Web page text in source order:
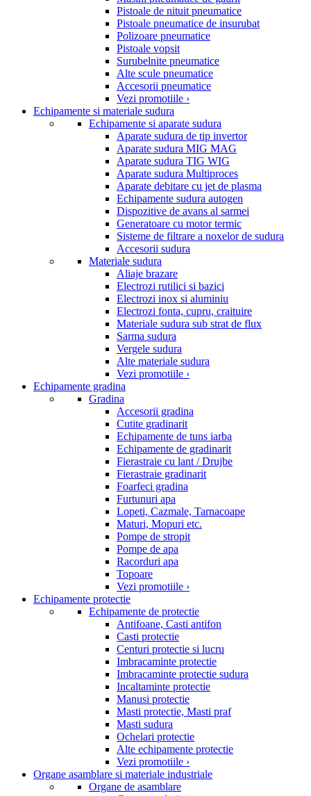
Pistoale de nituit pneumatice
Pistoale pneumatice de insurubat
Polizoare pneumatice
Pistoale vopsit
Surubelnite pneumatice
Alte scule pneumatice
Accesorii pneumatice
Vezi promotiile ›
Echipamente si materiale sudura
Echipamente si aparate sudura
Aparate sudura de tip invertor
Aparate sudura MIG MAG
Aparate sudura TIG WIG
Aparate sudura Multiproces
Aparate debitare cu jet de plasma
Echipamente sudura autogen
Dispozitive de avans al sarmei
Generatoare cu motor termic
Sisteme de filtrare a noxelor de sudura
Accesorii sudura
Materiale sudura
Aliaje brazare
Electrozi rutilici si bazici
Electrozi inox si aluminiu
Electrozi fonta, cupru, craituire
Materiale sudura sub strat de flux
Sarma sudura
Vergele sudura
Alte materiale sudura
Vezi promotiile ›
Echipamente gradina
Gradina
Accesorii gradina
Cutite gradinarit
Echipamente de tuns iarba
Echipamente de gradinarit
Fierastraie cu lant / Drujbe
Fierastraie gradinarit
Foarfeci gradina
Furtunuri apa
Lopeti, Cazmale, Tarnacoape
Maturi, Mopuri etc.
Pompe de stropit
Pompe de apa
Racorduri apa
Topoare
Vezi promotiile ›
Echipamente protectie
Echipamente de protectie
Antifoane, Casti antifon
Casti protectie
Centuri protectie si lucru
Imbracaminte protectie
Imbracaminte protectie sudura
Incaltaminte protectie
Manusi protectie
Masti protectie, Masti praf
Masti sudura
Ochelari protectie
Alte echipamente protectie
Vezi promotiile ›
Organe asamblare si materiale industriale
Organe de asamblare